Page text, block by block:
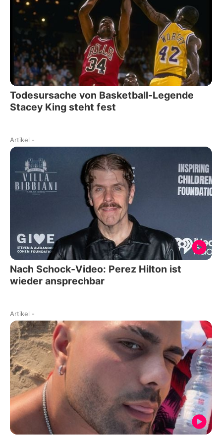
Todesursache von Basketball-Legende
Stacey King steht fest
Artikel -
Nach Schock-Video: Perez Hilton ist
wieder ansprechbar
Artikel -